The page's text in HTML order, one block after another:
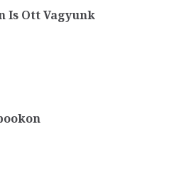
Is Ott Vagyunk